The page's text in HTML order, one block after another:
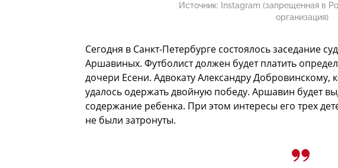
Источник:
Instagram (запрещенная в
организация)
Сегодня в Санкт-Петербурге состоялось заседание
Аршавиных. Футболист должен будет платить
дочери Есени. Адвокату Александру Добровинскому,
удалось одержать двойную победу. Аршавин будет
содержание ребенка. При этом интересы его трех
не были затронуты.